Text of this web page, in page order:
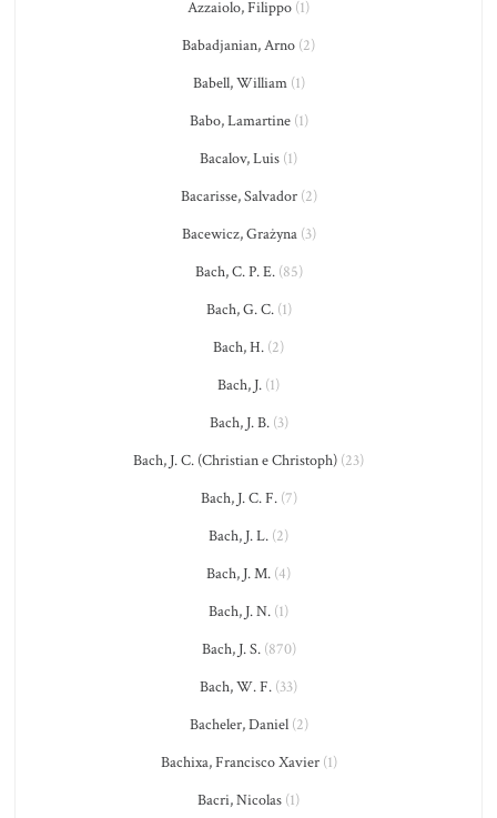
Azzaiolo, Filippo (1)
Babadjanian, Arno (2)
Babell, William(1)
Babo, Lamartine(1)
Bacalov, Luis (1)
Bacarisse, Salvador(2)
Bacewicz, Grażyna(3)
Bach, C. P. E.(85)
Bach, G. C.(1)
Bach, H. (2)
Bach, J. (1)
Bach, J. B.(3)
Bach, J. C. (Christian e Christoph) (23)
Bach, J. C. F.(7)
Bach, J. L. (2)
Bach, J. M. (4)
Bach, J. N. (1)
Bach, J. S.(870)
Bach, W. F. (33)
Bacheler, Daniel(2)
Bachixa, Francisco Xavier(1)
Bacri, Nicolas (1)